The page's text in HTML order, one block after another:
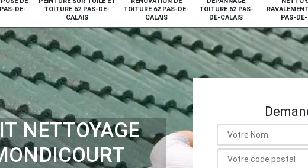
DE-
TOITURE 62 PAS-DE-
CALAIS
TOITURE 62 PAS-DE-
CALAIS
TOITURE 62 PAS-
DE-CALAIS
PAS-
NETTOYAGE